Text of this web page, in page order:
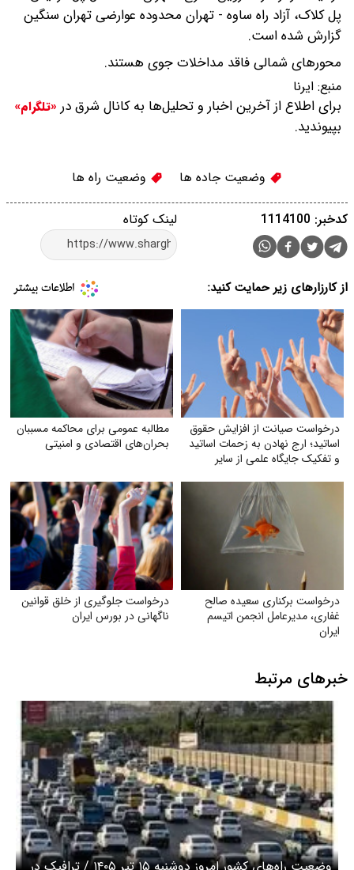
پل کلاک، آزاد راه ساوه - تهران محدوده عوارضی تهران سنگین
گزارش شده است.
محورهای شمالی فاقد مداخلات جوی هستند.
منبع: ایرنا
برای اطلاع از آخرین اخبار و تحلیل‌ها به کانال شرق در «تلگرام»
بپیوندید.
وضعیت جاده ها وضعیت راه ها
لینک کوتاه کدخبر: 1114100
از کارزارهای زیر حمایت کنید:
درخواست صیانت از افزایش حقوق
اساتید؛ ارج نهادن به زحمات اساتید
و تفکیک جایگاه علمی از سایر
مطالبه عمومی برای محاکمه مسببان
بحران‌های اقتصادی و امنیتی
درخواست برکناری سعیده صالح
غفاری، مدیرعامل انجمن اتیسم
ایران
درخواست جلوگیری از خلق قوانین
ناگهانی در بورس ایران
خبرهای مرتبط